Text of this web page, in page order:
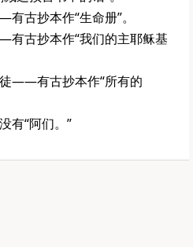
古抄本作“生命册”。
古抄本作“我们的主耶稣基
——有古抄本作“所有的
有“阿们。”